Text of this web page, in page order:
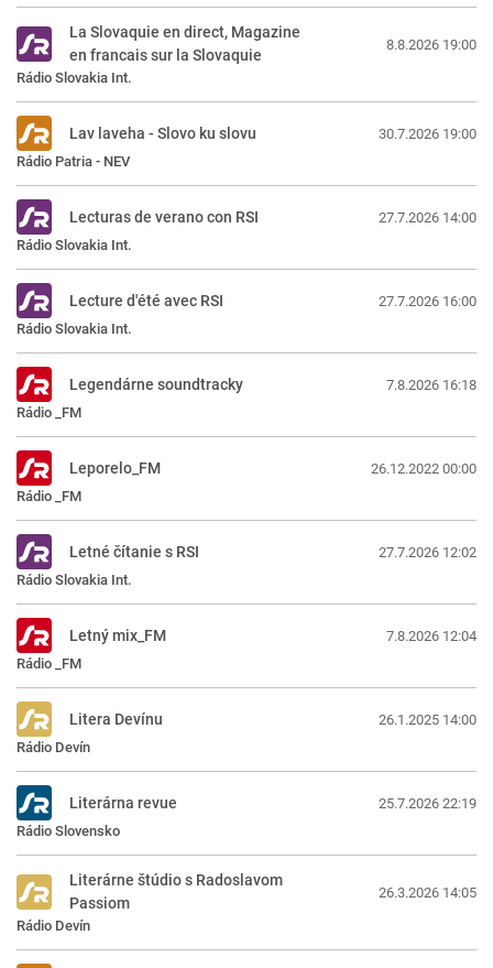
Rádio Slovakia Int.
La Slovaquie en direct, Magazine
en francais sur la Slovaquie
8.8.2026 19:00
Rádio Patria - NEV
Lav laveha - Slovo ku slovu 30.7.2026 19:00
Rádio Slovakia Int.
Lecturas de verano con RSI 27.7.2026 14:00
Rádio Slovakia Int.
Lecture d'été avec RSI 27.7.2026 16:00
Rádio _FM
Legendárne soundtracky 7.8.2026 16:18
Rádio _FM
Leporelo_FM 26.12.2022 00:00
Rádio Slovakia Int.
Letné čítanie s RSI 27.7.2026 12:02
Rádio _FM
Letný mix_FM 7.8.2026 12:04
Rádio Devín
Litera Devínu 26.1.2025 14:00
Rádio Slovensko
Literárna revue 25.7.2026 22:19
Rádio Devín
Literárne štúdio s Radoslavom
Passiom
26.3.2026 14:05